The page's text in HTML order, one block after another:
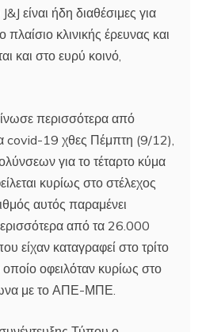
είναι ήδη διαθέσιμες για
πλαίσιο κλινικής έρευνας και
και στο ευρύ κοινό,
περισσότερα από
covid-19 χθες Πέμπτη (9/12),
για το τέταρτο κύμα
κυρίως στο στέλεχος
αυτός παραμένει
από τα 26.000
είχαν καταγραφεί στο τρίτο
οποίο οφειλόταν κυρίως στο
με το ΑΠΕ-ΜΠΕ.